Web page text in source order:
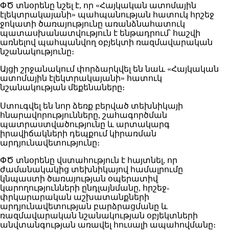
ՓԾ տնօրենը նշել է, որ «Հայկական ատոմային
էլեկտրակայանի» պահպանության հատուկ հրշեջ
ջոկատի ծառայությունը առանձնահատուկ
պատասխանատվություն է ենթադրում՝ հաշվի
առնելով պահպանվող օբյեկտի ռազմավարական
նշանակությունը։
Այցի շրջանակում փորձարկվել են նաև «Հայկական
ատոմային էլեկտրակայանի» հատուկ
նշանակության մեքենաները։
Ստուգվել են նոր ձեռք բերված տեխնիկայի
հնարավորությունները, շահագործման
պատրաստվածությունը և արտակարգ
իրավիճակների դեպքում կիրառման
արդյունավետությունը։
ՓԾ տնօրենը վստահություն է հայտնել, որ
ժամանակակից տեխնիկայով համալրումը
կնպաստի ծառայության օպերատիվ
կարողությունների ընդլայնմանը, հրշեջ-
փրկարարական աշխատանքների
արդյունավետության բարձրացմանը և
ռազմավարական նշանակության օբյեկտների
անվտանգության առավել հուսալի ապահովմանը։